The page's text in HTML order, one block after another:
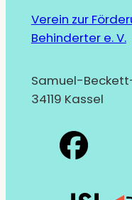
Verein zur
Behinderter e. V.
Samuel-
34119 Kassel